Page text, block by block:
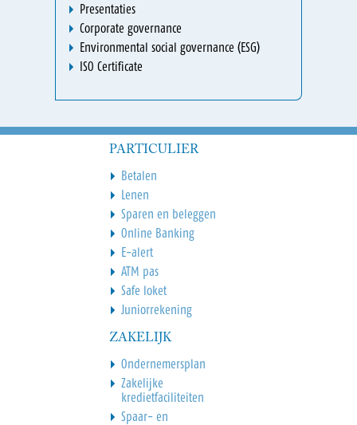
Presentaties
Corporate governance
Environmental social governance (ESG)
ISO Certificate
PARTICULIER
Betalen
Lenen
Sparen en beleggen
Online Banking
E-alert
ATM pas
Safe loket
Juniorrekening
ZAKELIJK
Ondernemersplan
Zakelijke
kredietfaciliteiten
Spaar- en